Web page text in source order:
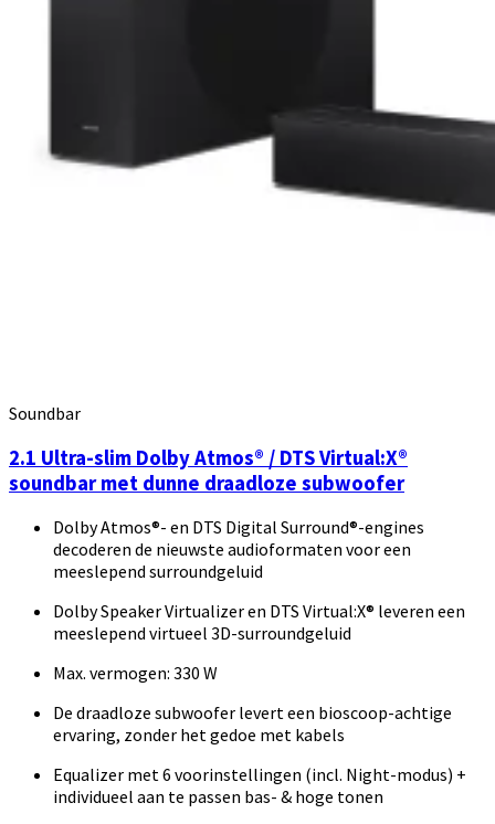
Soundbar
2.1 Ultra-slim Dolby Atmos® / DTS Virtual:X®
soundbar met dunne draadloze subwoofer
Dolby Atmos®- en DTS Digital Surround®-engines
decoderen de nieuwste audioformaten voor een
meeslepend surroundgeluid
Dolby Speaker Virtualizer en DTS Virtual:X® leveren een
meeslepend virtueel 3D-surroundgeluid
Max. vermogen: 330 W
De draadloze subwoofer levert een bioscoop-achtige
ervaring, zonder het gedoe met kabels
Equalizer met 6 voorinstellingen (incl. Night-modus) +
individueel aan te passen bas- & hoge tonen